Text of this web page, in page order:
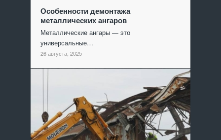
Особенности демонтажа
металлических ангаров
Металлические ангары — это
универсальные…
26 августа, 2025